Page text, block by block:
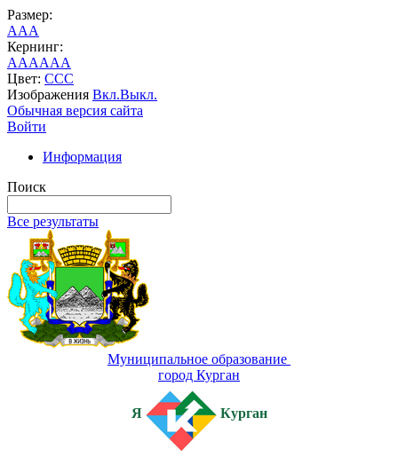
Размер:
AAA
Кернинг:
AAAAAA
Цвет: CCC
Изображения Вкл.Выкл.
Обычная версия сайта
Войти
Информация
Поиск
Все результаты
Муниципальное образование
город Курган
Я Курган